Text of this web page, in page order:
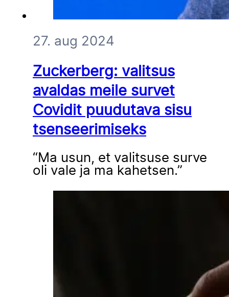
27. aug 2024
Zuckerberg: valitsus
avaldas meile survet
Covidit puudutava sisu
tsenseerimiseks
“Ma usun, et valitsuse surve
oli vale ja ma kahetsen.”